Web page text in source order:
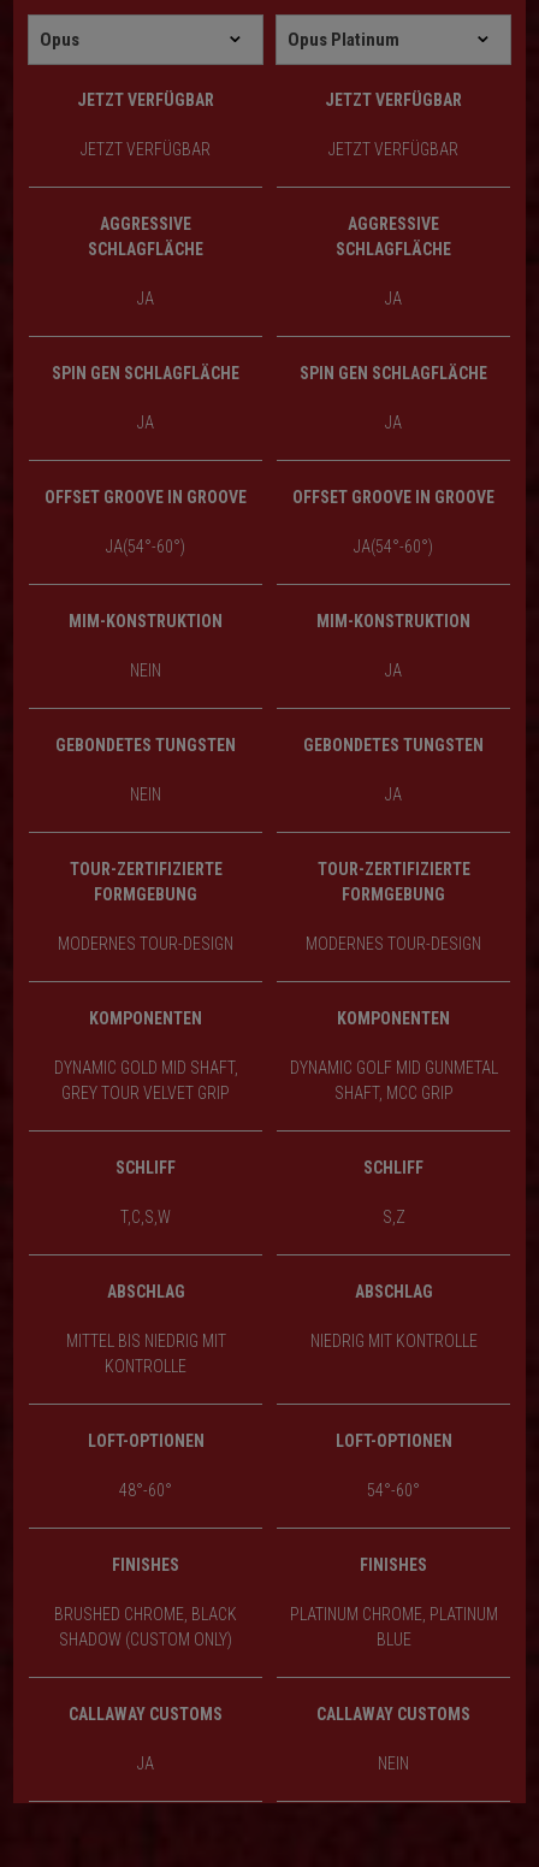
JETZT VERFÜGBAR JETZT VERFÜGBAR
JETZT VERFÜGBAR JETZT VERFÜGBAR
AGGRESSIVE
SCHLAGFLÄCHE
AGGRESSIVE
SCHLAGFLÄCHE
JA JA
SPIN GEN SCHLAGFLÄCHE SPIN GEN SCHLAGFLÄCHE
JA JA
OFFSET GROOVE IN GROOVE OFFSET GROOVE IN GROOVE
JA(54°-60°) JA(54°-60°)
MIM-KONSTRUKTION MIM-KONSTRUKTION
NEIN JA
GEBONDETES TUNGSTEN GEBONDETES TUNGSTEN
NEIN JA
TOUR-ZERTIFIZIERTE
FORMGEBUNG
TOUR-ZERTIFIZIERTE
FORMGEBUNG
MODERNES TOUR-DESIGN MODERNES TOUR-DESIGN
KOMPONENTEN KOMPONENTEN
DYNAMIC GOLD MID SHAFT,
GREY TOUR VELVET GRIP
DYNAMIC GOLF MID GUNMETAL
SHAFT, MCC GRIP
SCHLIFF SCHLIFF
T,C,S,W S,Z
ABSCHLAG ABSCHLAG
MITTEL BIS NIEDRIG MIT
KONTROLLE
NIEDRIG MIT KONTROLLE
LOFT-OPTIONEN LOFT-OPTIONEN
48°-60° 54°-60°
FINISHES FINISHES
BRUSHED CHROME, BLACK
SHADOW (CUSTOM ONLY)
PLATINUM CHROME, PLATINUM
BLUE
CALLAWAY CUSTOMS CALLAWAY CUSTOMS
JA NEIN